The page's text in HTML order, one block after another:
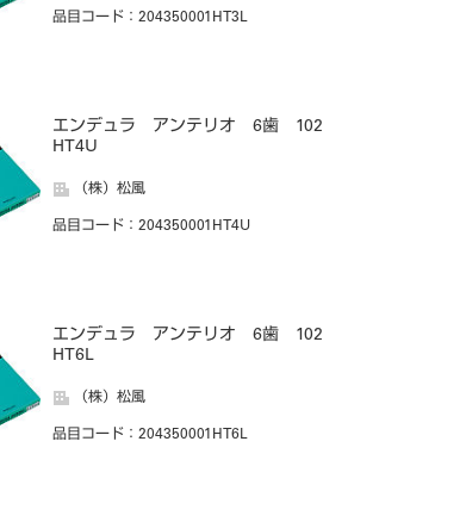
品目コード ：204350001HT3L
エンデュラ アンテリオ 6歯 102
HT4U
（株）松風
品目コード ：204350001HT4U
エンデュラ アンテリオ 6歯 102
HT6L
（株）松風
品目コード ：204350001HT6L